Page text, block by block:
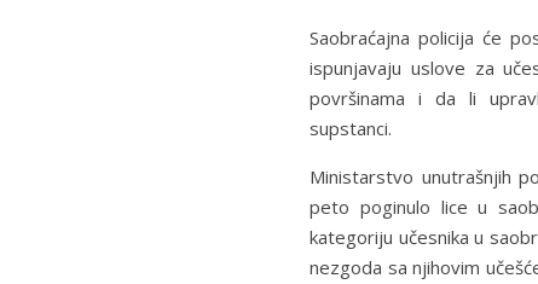
Saobraćajna policija će
ispunjavaju uslove za
površinama i da li
supstanci.
Ministarstvo unutrašnjih
peto poginulo lice u
kategoriju učesnika u
nezgoda sa njihovim